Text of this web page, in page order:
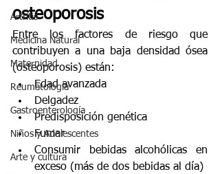
Artritis
Medicina Natural
Maternidad
Reumatología
Gastroenterología
Niños y Adolescentes
Arte y cultura
osteoporosis
Entre los factores de riesgo que
contribuyen a una baja densidad ósea
(osteoporosis) están:
Edad avanzada
Delgadez
Predisposición genética
Fumar
Consumir bebidas alcohólicas en
exceso (más de dos bebidas al día)